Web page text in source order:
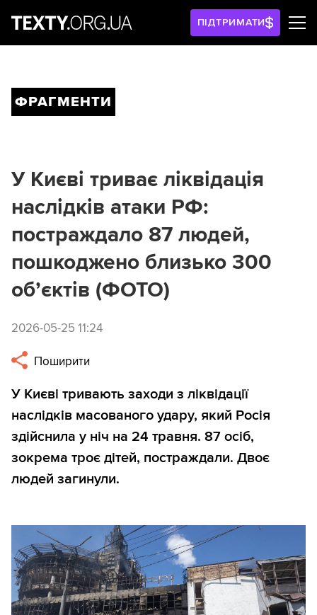
ПІДТРИМАТИ
ФРАГМЕНТИ
У Києві триває ліквідація
наслідків атаки РФ:
постраждало 87 людей,
пошкоджено близько 300
обʼєктів (ФОТО)
2026-05-25 11:24
Поширити
У Києві тривають заходи з ліквідації
наслідків масованого удару, який Росія
здійснила у ніч на 24 травня. 87 осіб,
зокрема троє дітей, постраждали. Двоє
людей загинули.